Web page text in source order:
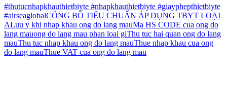
#thutucnhapkhauthietbiyte #nhapkhauthietbiyte #giayphepthietbiyte
#airseaglobalCÔNG BỐ TIÊU CHUẨN ÁP DỤNG TBYT LOẠI
ALuu y khi nhap khau ong do lang mauMa HS CODE cua ong do
lang mauong do lang mau phan loai giThu tuc hai quan ong do lang
mauThu tuc nhap khau ong do lang mauThue nhap khau cua ong
do lang mauThue VAT cua ong do lang mau